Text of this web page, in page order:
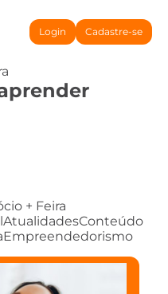
Login Cadastre-se
+ Feira
AtualidadesConteúdo
Empreendedorismo